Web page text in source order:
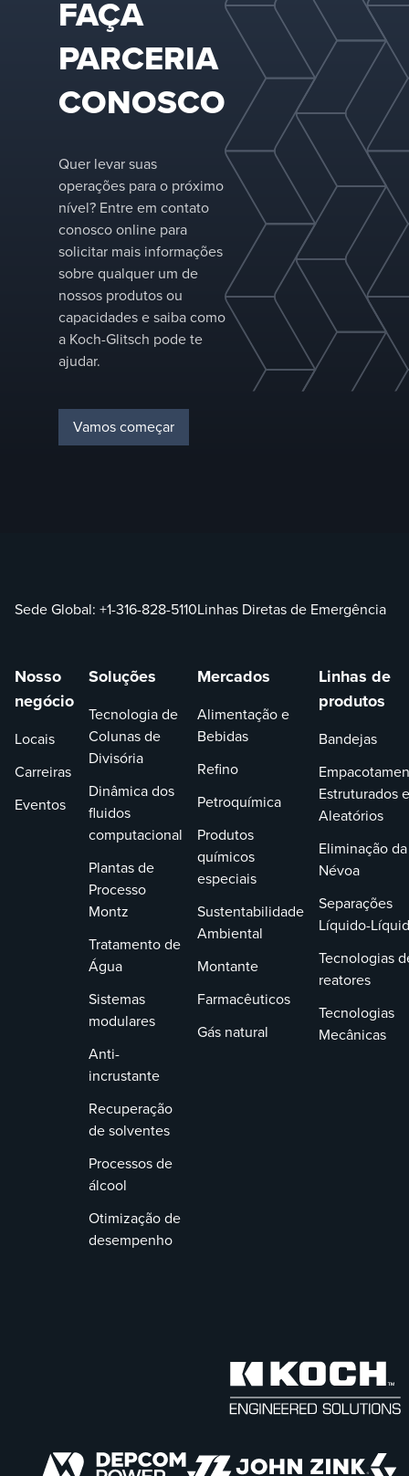
de processos
para ajudar
os clientes a
alcançar
desempenho
confiável,
eficiência
energética
aprimorada e
qualidade
consistente
do produto
aplicações
exigentes.
FAÇA
PARCERIA
CONOSCO
Quer levar suas
operações para o próximo
nível? Entre em contato
conosco online para
solicitar mais informações
sobre qualquer um de
nossos produtos ou
capacidades e saiba como
a Koch-Glitsch pode te
ajudar.
Vamos começar
Sede Global: +1-316-828-5110Linhas Diretas de Emergência
Nosso
negócio
Locais
Carreiras
Eventos
Soluções
Tecnologia de
Colunas de
Divisória
Dinâmica dos
fluidos
computacional
Plantas de
Processo
Montz
Tratamento de
Água
Sistemas
modulares
Anti-
incrustante
Recuperação
de solventes
Processos de
álcool
Otimização de
desempenho
Mercados
Alimentação e
Bebidas
Refino
Petroquímica
Produtos
químicos
especiais
Sustentabilidade
Ambiental
Montante
Farmacêuticos
Gás natural
Linhas de
produtos
Bandejas
Estruturados e
Aleatórios
Eliminação da
Névoa
Separações
Líquido-
Tecnologias
reatores
Tecnologias
Mecânicas